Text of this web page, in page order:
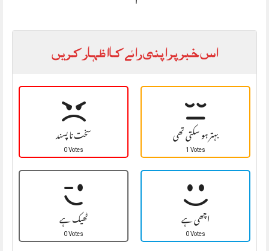
اس خبر پر اپنی رائے کا اظہار کریں
سخت نا پسند
0 Votes بہتر ہو سکتی تھی
1 Votes
ٹھیک ہے
0 Votes اچھی ہے
0 Votes